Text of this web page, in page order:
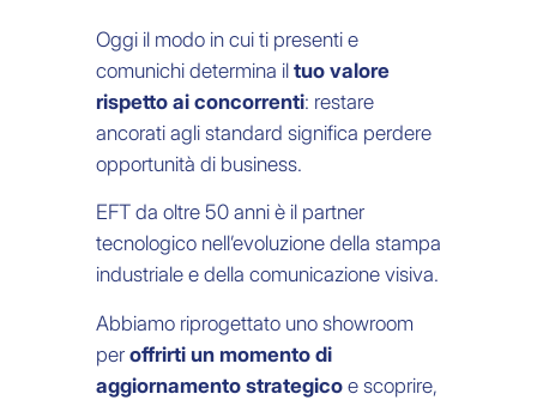
Oggi il modo in cui ti presenti e
comunichi determina iltuo valore
rispetto ai concorrenti: restare
ancorati agli standard significa perdere
opportunità di business.
EFT da oltre 50 anni è il partner
tecnologico nell’evoluzione della stampa
industriale e della comunicazione visiva.
Abbiamo riprogettato uno showroom
peroffrirti un momento di